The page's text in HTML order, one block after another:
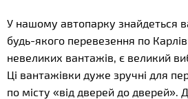
У нашому автопарку знайдеться
будь-якого перевезення по
невеликих вантажів, є великий
Ці вантажівки дуже зручні для
по місту «від дверей до дверей».